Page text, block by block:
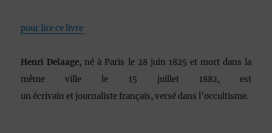
pour lire ce livre
Henri Delaage, né à Paris le 28 juin 1825 et mort dans la
même ville le 15 juillet 1882, est
un écrivain et journaliste français, versé dans l’occultisme.